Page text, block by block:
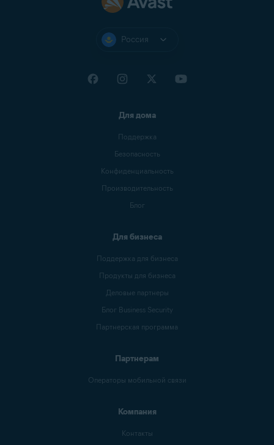
Россия
Для дома
Поддержка
Безопасность
Конфиденциальность
Производительность
Блог
Для бизнеса
Поддержка для бизнеса
Продукты для бизнеса
Деловые партнеры
Блог Business Security
Партнерская программа
Партнерам
Операторы мобильной связи
Компания
Контакты